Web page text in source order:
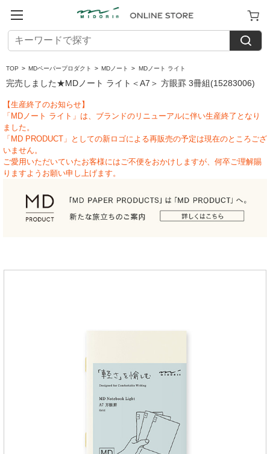
TOP > MDペーパープロダクト > MDノート > MDノート ライト
完売しました★MDノート ライト＜A7＞ 方眼罫 3冊組(15283006)
【生産終了のお知らせ】
「MDノート ライト」は、ブランドのリニューアルに伴い生産終了となり
ました。
「MD PRODUCT」としての新ロゴによる再販売の予定は現在のところござ
いません。
ご愛用いただいていたお客様にはご不便をおかけしますが、何卒ご理解賜
りますようお願い申し上げます。